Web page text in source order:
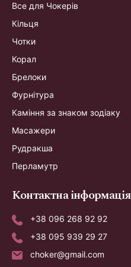
Все для Чокерів
Кільця
Чотки
Корал
Брелоки
Фурнітура
Каміння за знаком зодіаку
Масажери
Рудракша
Перламутр
Контактна інформація
+38 096 268 92 92
+38 095 939 29 27
choker@gmail.com